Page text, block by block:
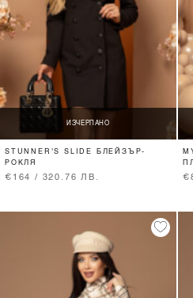
ИЗЧЕРПАНО
STUNNER'S SLIDE БЛЕЙЗЪР-
РОКЛЯ
€164 / 320.76 ЛВ.